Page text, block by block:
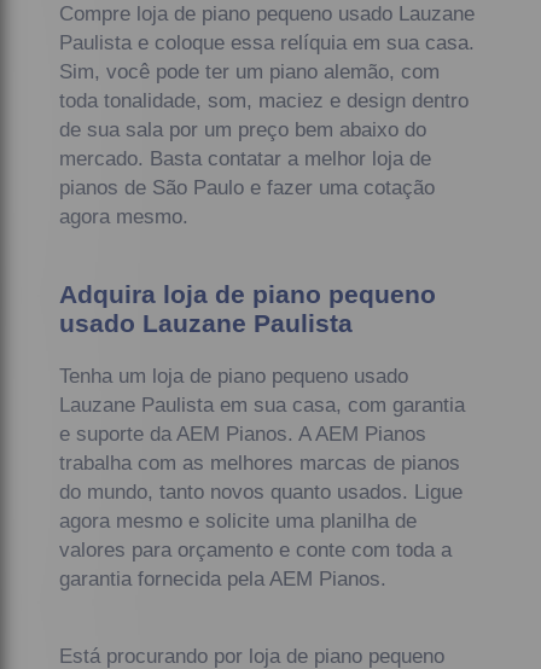
Compre loja de piano pequeno usado Lauzane
Paulista e coloque essa relíquia em sua casa.
Sim, você pode ter um piano alemão, com
toda tonalidade, som, maciez e design dentro
de sua sala por um preço bem abaixo do
mercado. Basta contatar a melhor loja de
pianos de São Paulo e fazer uma cotação
agora mesmo.
Adquira loja de piano pequeno
usado Lauzane Paulista
Tenha um loja de piano pequeno usado
Lauzane Paulista em sua casa, com garantia
e suporte da AEM Pianos. A AEM Pianos
trabalha com as melhores marcas de pianos
do mundo, tanto novos quanto usados. Ligue
agora mesmo e solicite uma planilha de
valores para orçamento e conte com toda a
garantia fornecida pela AEM Pianos.
Está procurando por loja de piano pequeno